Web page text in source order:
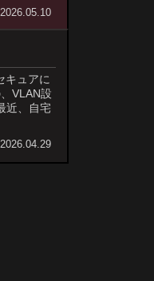
2026.05.10
キュアに
VLAN設
近、自宅
2026.04.29